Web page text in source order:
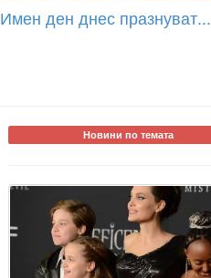
Имен ден днес празнуват...
Новини по темата